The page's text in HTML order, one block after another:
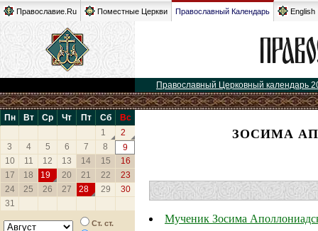
Православие.Ru Поместные Церкви Православный Календарь English
Православный Церковный календарь
Пн Вт Ср Чт Пт Сб
Вс
1
2
3
4 5 6 7 8
9
10
11 12 13 14 15
16
17
18 19 20 21 22
23
24
25 26 27 28 29
30
31
Ст. ст.
ЗОСИМА
Мученик Зосима